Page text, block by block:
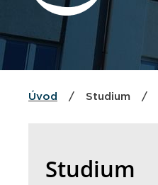
Úvod / Studium /
Studium